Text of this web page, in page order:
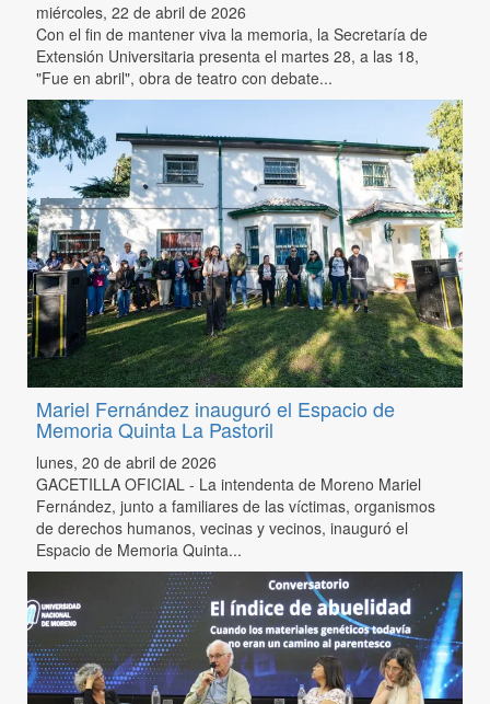
miércoles, 22 de abril de 2026
Con el fin de mantener viva la memoria, la Secretaría de
Extensión Universitaria presenta el martes 28, a las 18,
"Fue en abril", obra de teatro con debate...
Mariel Fernández inauguró el Espacio de
Memoria Quinta La Pastoril
lunes, 20 de abril de 2026
GACETILLA OFICIAL - La intendenta de Moreno Mariel
Fernández, junto a familiares de las víctimas, organismos
de derechos humanos, vecinas y vecinos, inauguró el
Espacio de Memoria Quinta...